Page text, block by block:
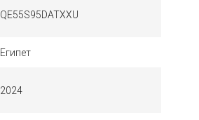
QE55S95DATXXU
Египет
2024